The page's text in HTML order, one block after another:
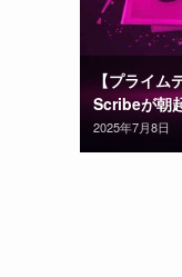
【プライ
Scribeが朝
2025年7月8日